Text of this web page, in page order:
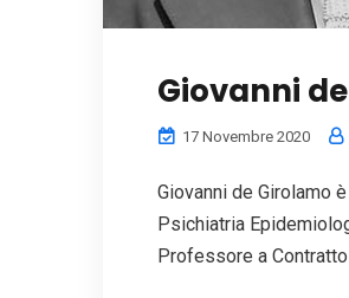
Giovanni
17 Novembre 2020
Giovanni de Girolamo
Psichiatria
Professore a